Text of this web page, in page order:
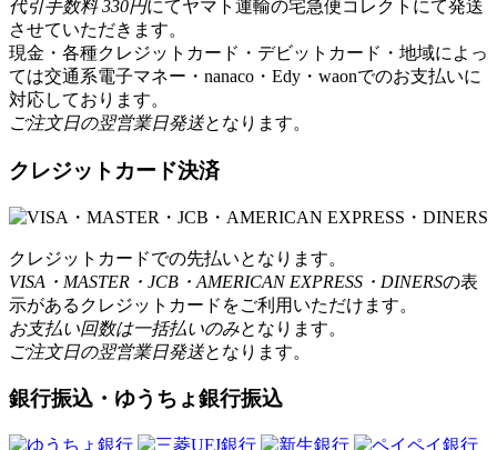
代引手数料 330円にてヤマト運輸の宅急便コレクトにて発送
させていただきます。
現金・各種クレジットカード・デビットカード・地域によっ
ては交通系電子マネー・nanaco・Edy・waonでのお支払いに
対応しております。
ご注文日の翌営業日発送となります。
クレジットカード決済
クレジットカードでの先払いとなります。
VISA・MASTER・JCB・AMERICAN EXPRESS・DINERSの表
示があるクレジットカードをご利用いただけます。
お支払い回数は一括払いのみとなります。
ご注文日の翌営業日発送となります。
銀行振込・ゆうちょ銀行振込